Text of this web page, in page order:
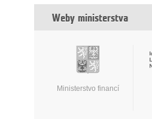
Weby ministerstva
Ministerstvo financí